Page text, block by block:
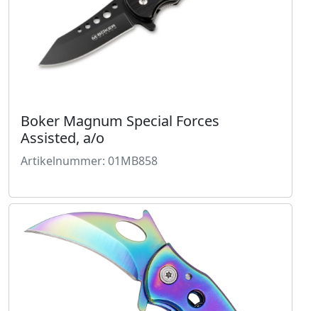
Boker Magnum Special Forces
Assisted, a/o
Artikelnummer: 01MB858